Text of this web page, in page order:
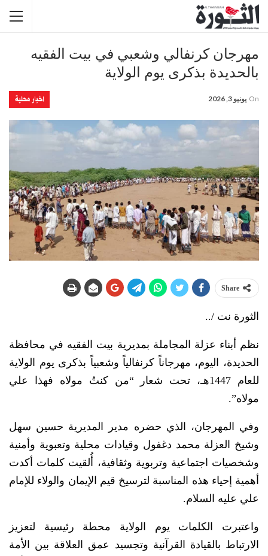
مهرجان كرنفالي وشعبي في بيت الفقيه
بالحديدة بذكرى يوم الولاية
اخبار محلية On يونيو 3, 2026
Share
الثورة نت /..
نظم أبناء عزلة المجاملة بمديرية بيت الفقيه في محافظة
الحديدة، اليوم، مهرجاناً كرنفالياً وشعبياً بذكرى يوم الولاية
للعام 1447هـ، تحت شعار “من كنتُ مولاه فهذا علي
مولاه”.
وفي المهرجان، الذي حضره مدير المديرية حسين سهل
وشيخ العزلة محمد دغفول وقيادات محلية وتعبوية وأمنية
وشخصيات اجتماعية وتربوية وثقافية، أُلقيت كلمات أكدت
أهمية إحياء هذه المناسبة لترسيخ قيم الإيمان والولاء للإمام
علي عليه السلام.
واعتبرت الكلمات يوم الولاية محطة رئيسية لتعزيز
الارتباط بالقيادة القرآنية وتجسيد عمق العلاقة بين الأمة